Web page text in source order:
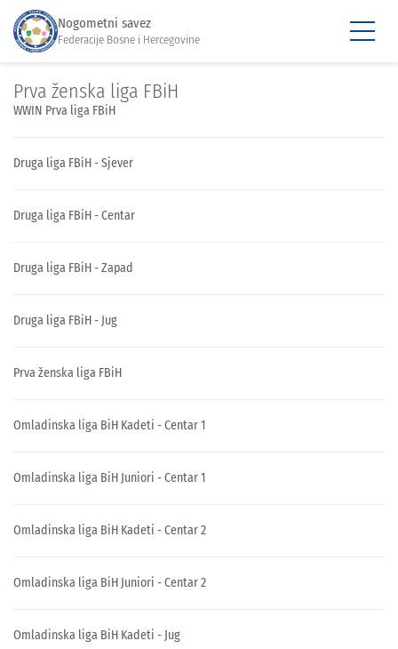
Nogometni savez
Federacije Bosne i Hercegovine
Prva ženska liga FBiH
WWIN Prva liga FBiH
Druga liga FBiH - Sjever
Druga liga FBiH - Centar
Druga liga FBiH - Zapad
Druga liga FBiH - Jug
Prva ženska liga FBiH
Omladinska liga BiH Kadeti - Centar 1
Omladinska liga BiH Juniori - Centar 1
Omladinska liga BiH Kadeti - Centar 2
Omladinska liga BiH Juniori - Centar 2
Omladinska liga BiH Kadeti - Jug